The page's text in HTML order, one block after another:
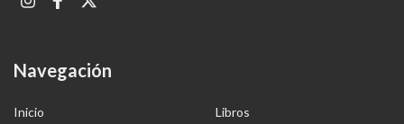
Navegación
Inicio Libros